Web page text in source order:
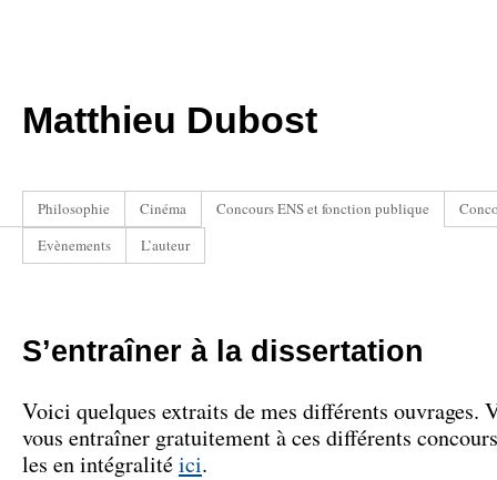
Matthieu Dubost
Philosophie Cinéma Concours ENS et fonction publique
Evènements
L’auteur
S’entraîner à la dissertation
Voici quelques extraits de mes différents ouvrages.
vous entraîner gratuitement à ces différents
les en intégralitéici.